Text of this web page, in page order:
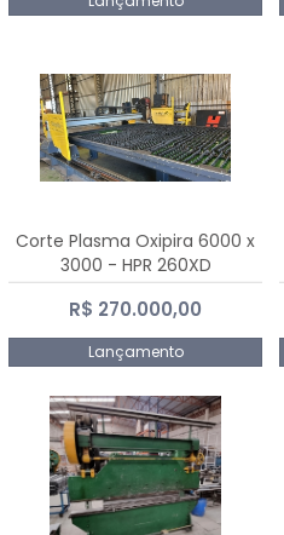
Corte Plasma Oxipira 6000 x
3000 - HPR 260XD
R$ 270.000,00
Lançamento